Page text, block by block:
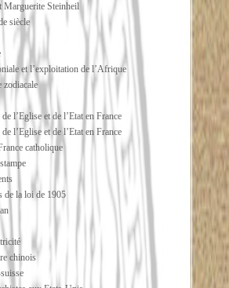
Marguerite Steinheil
siècle
et l’exploitation de l’Afrique
zodiacale
l’Eglise et de l’Etat en France
l’Eglise et de l’Etat en France
catholique
de la loi de 1905
chinois